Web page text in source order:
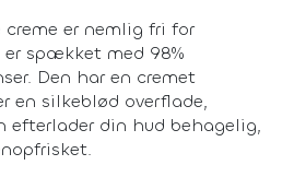
er nemlig fri for
spækket med 98%
Den har en cremet
en silkeblød overflade,
efterlader din hud behagelig,